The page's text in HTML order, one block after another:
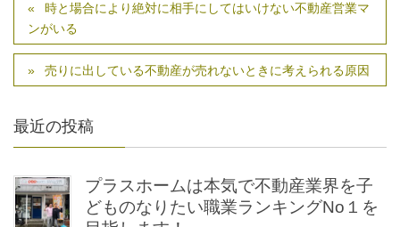
時と場合により絶対に相手にしてはいけない不動産営業マ
ンがいる
売りに出している不動産が売れないときに考えられる原因
最近の投稿
プラスホームは本気で不動産業界を子
どものなりたい職業ランキングNo１を